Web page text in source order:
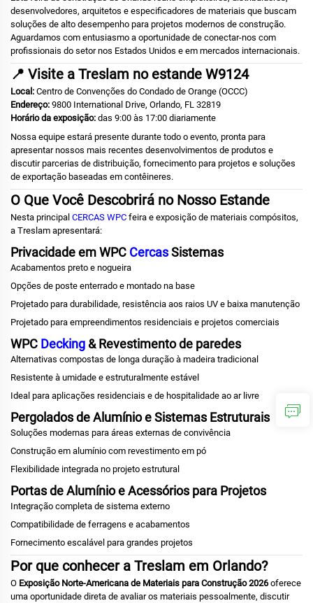
desenvolvedores, arquitetos e especificadores de materiais que buscam
soluções de alto desempenho para projetos modernos de construção.
Aguardamos com entusiasmo a oportunidade de conectar-nos com
profissionais do setor nos Estados Unidos e em mercados internacionais.
📍 Visite a Treslam no estande W9124
Local: Centro de Convenções do Condado de Orange (OCCC)
Endereço: 9800 International Drive, Orlando, FL 32819
Horário da exposição: das 9:00 às 17:00 diariamente
Nossa equipe estará presente durante todo o evento, pronta para
apresentar nossos mais recentes desenvolvimentos de produtos e
discutir parcerias de distribuição, fornecimento para projetos e soluções
de exportação baseadas em contêineres.
O Que Você Descobrirá no Nosso Estande
Nesta principal CERCAS WPC feira e exposição de materiais compósitos,
a Treslam apresentará:
Privacidade em WPC CercasSistemas
Acabamentos preto e nogueira
Opções de poste enterrado e montado na base
Projetado para durabilidade, resistência aos raios UV e baixa manutenção
Projetado para empreendimentos residenciais e projetos comerciais
WPC Decking & Revestimento de paredes
Alternativas compostas de longa duração à madeira tradicional
Resistente à umidade e estruturalmente estável
Ideal para aplicações residenciais e de hospitalidade ao ar livre
Pergolados de Alumínio e Sistemas Estruturais
Soluções modernas para áreas externas de convivência
Construção em alumínio com revestimento em pó
Flexibilidade integrada no projeto estrutural
Portas de Alumínio e Acessórios para Projetos
Integração completa de sistema externo
Compatibilidade de ferragens e acabamentos
Fornecimento escalável para grandes projetos
Por que conhecer a Treslam em Orlando?
O Exposição Norte-Americana de Materiais para Construção 2026oferece
uma oportunidade direta de avaliar os materiais pessoalmente, discutir